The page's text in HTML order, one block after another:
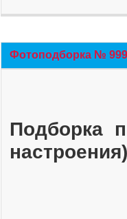
Фотоподборка №
Подборка